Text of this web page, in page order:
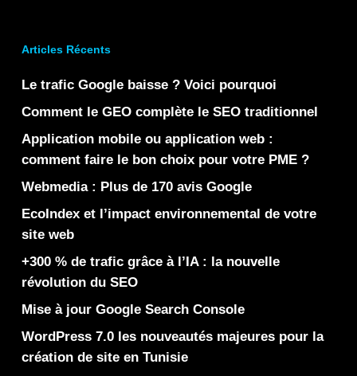
Articles Récents
Le trafic Google baisse ? Voici pourquoi
Comment le GEO complète le SEO traditionnel
Application mobile ou application web :
comment faire le bon choix pour votre PME ?
Webmedia : Plus de 170 avis Google
EcoIndex et l’impact environnemental de votre
site web
+300 % de trafic grâce à l’IA : la nouvelle
révolution du SEO
Mise à jour Google Search Console
WordPress 7.0 les nouveautés majeures pour la
création de site en Tunisie